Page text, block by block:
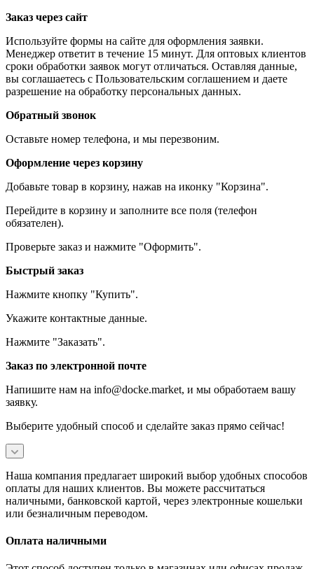
Заказ через сайт
Используйте формы на сайте для оформления заявки.
Менеджер ответит в течение 15 минут. Для оптовых клиентов
сроки обработки заявок могут отличаться. Оставляя данные,
вы соглашаетесь с Пользовательским соглашением и даете
разрешение на обработку персональных данных.
Обратный звонок
Оставьте номер телефона, и мы перезвоним.
Оформление через корзину
Добавьте товар в корзину, нажав на иконку "Корзина".
Перейдите в корзину и заполните все поля (телефон
обязателен).
Проверьте заказ и нажмите "Оформить".
Быстрый заказ
Нажмите кнопку "Купить".
Укажите контактные данные.
Нажмите "Заказать".
Заказ по электронной почте
Напишите нам на info@docke.market, и мы обработаем вашу
заявку.
Выберите удобный способ и сделайте заказ прямо сейчас!
Наша компания предлагает широкий выбор удобных способов
оплаты для наших клиентов. Вы можете рассчитаться
наличными, банковской картой, через электронные кошельки
или безналичным переводом.
Оплата наличными